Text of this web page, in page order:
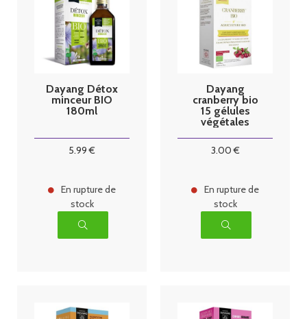
Dayang Détox
minceur BIO
180ml
5.99 €
En rupture de
stock
Dayang
cranberry bio
15 gélules
végétales
3.00€
En rupture de
stock